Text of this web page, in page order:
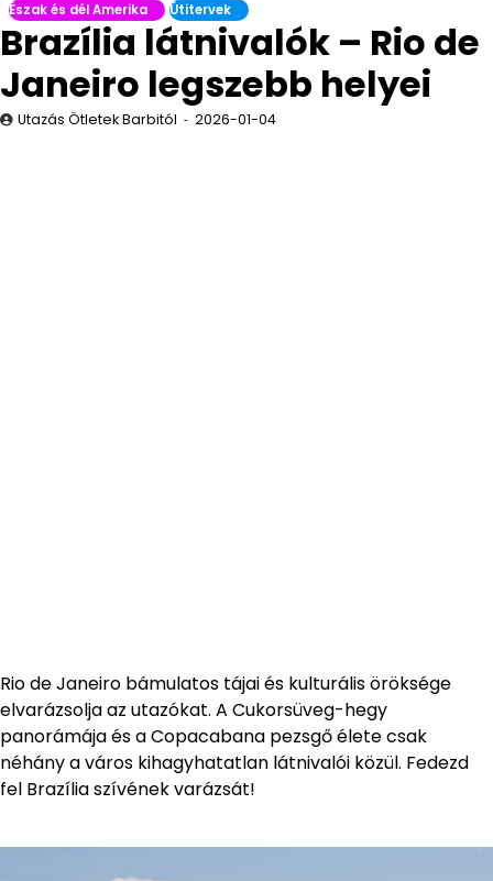
Észak és dél Amerika Útitervek
Brazília látnivalók – Rio de
Janeiro legszebb helyei
Utazás Ötletek Barbitól 2026-01-04
Rio de Janeiro bámulatos tájai és kulturális öröksége
elvarázsolja az utazókat. A Cukorsüveg-hegy
panorámája és a Copacabana pezsgő élete csak
néhány a város kihagyhatatlan látnivalói közül. Fedezd
fel Brazília szívének varázsát!